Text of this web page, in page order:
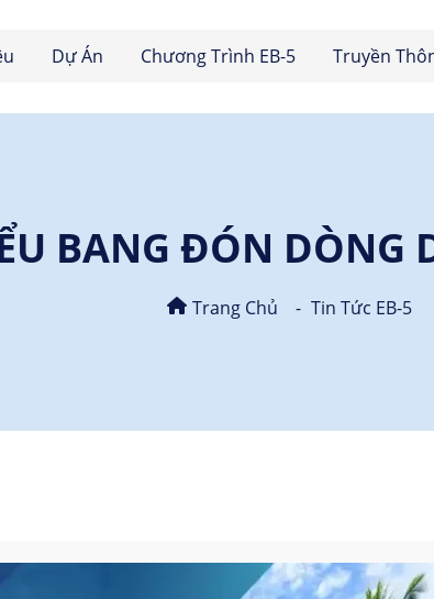
Dự Án Chương Trình EB-5 Truyền
BANG ĐÓN DÒNG
Trang Chủ Tin Tức EB-5